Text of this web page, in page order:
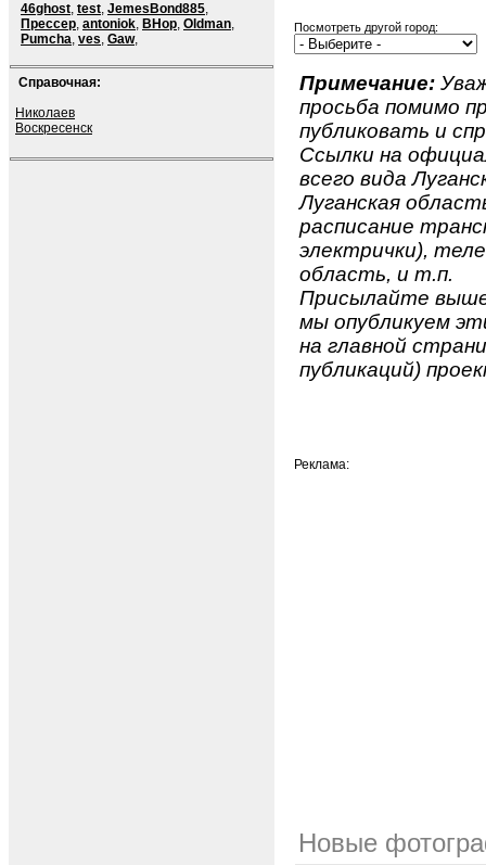
46ghost, test, JemesBond885,
Прессер, antoniok, BHop, Oldman,
Pumcha, ves, Gaw,
Справочная:
Николаев
Воскресенск
Посмотреть другой город:
Примечание:
просьба помимо
публиковать и
Ссылки на
всего вида
Луганская
расписание
электрички),
область, и т.п.
Присылайте
мы опубликуем
на главной
публикаций)
Реклама:
Новые